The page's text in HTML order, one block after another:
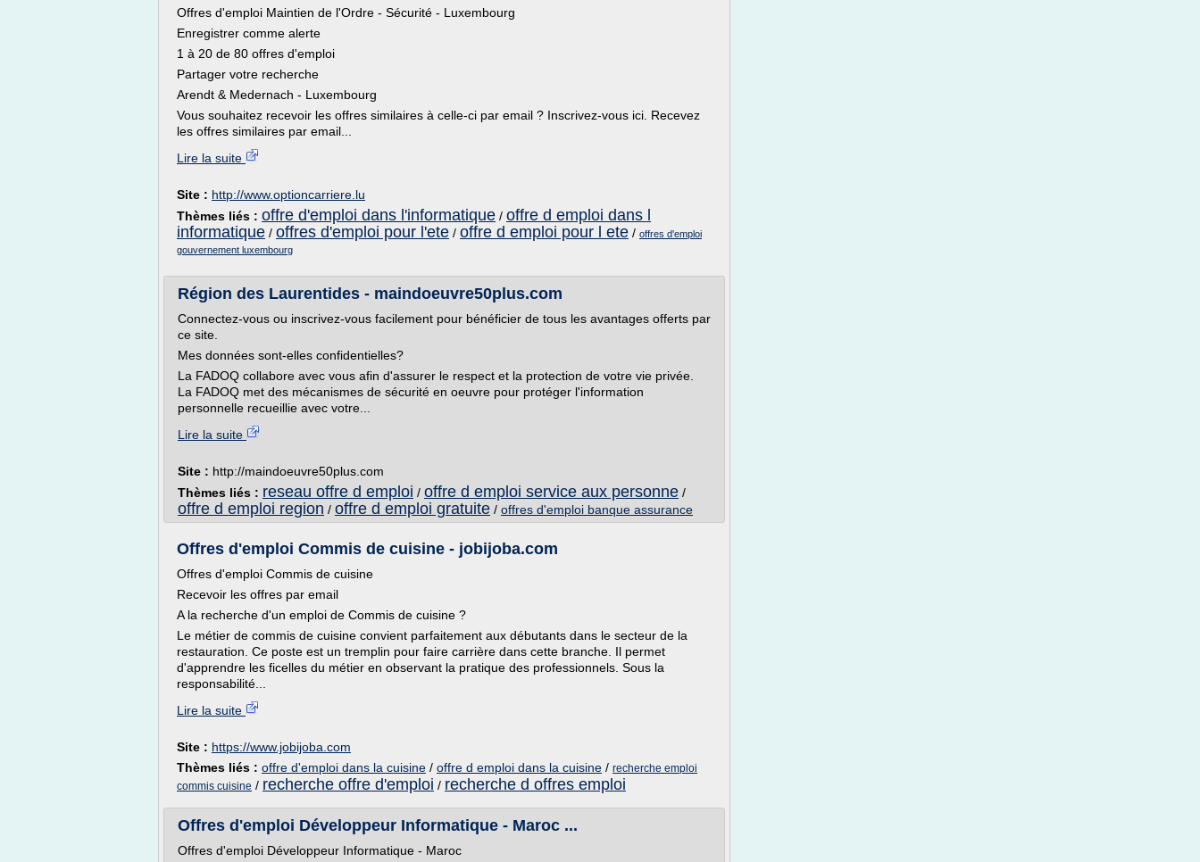
Offres d'emploi Maintien de l'Ordre - Sécurité - Luxembourg
Enregistrer comme alerte
1 à 20 de 80 offres d'emploi
Partager votre recherche
Arendt & Medernach - Luxembourg
Vous souhaitez recevoir les offres similaires à celle-ci par email ? Inscrivez-vous ici. Recevez
les offres similaires par email...
Lire la suite
Site : http://www.optioncarriere.lu
Thèmes liés : offre d'emploi dans l'informatique / offre d emploi dans l
informatique / offres d'emploi pour l'ete / offre d emploi pour l ete / offres d'emploi
gouvernement luxembourg
Région des Laurentides - maindoeuvre50plus.com
Connectez-vous ou inscrivez-vous facilement pour bénéficier de tous les avantages offerts par
ce site.
Mes données sont-elles confidentielles?
La FADOQ collabore avec vous afin d'assurer le respect et la protection de votre vie privée.
La FADOQ met des mécanismes de sécurité en oeuvre pour protéger l'information
personnelle recueillie avec votre...
Lire la suite
Site : http://maindoeuvre50plus.com
Thèmes liés : reseau offre d emploi / offre d emploi service aux personne /
offre d emploi region / offre d emploi gratuite / offres d'emploi banque assurance
Offres d'emploi Commis de cuisine - jobijoba.com
Offres d'emploi Commis de cuisine
Recevoir les offres par email
A la recherche d'un emploi de Commis de cuisine ?
Le métier de commis de cuisine convient parfaitement aux débutants dans le secteur de la
restauration. Ce poste est un tremplin pour faire carrière dans cette branche. Il permet
d'apprendre les ficelles du métier en observant la pratique des professionnels. Sous la
responsabilité...
Lire la suite
Site : https://www.jobijoba.com
Thèmes liés : offre d'emploi dans la cuisine / offre d emploi dans la cuisine / recherche emploi
commis cuisine / recherche offre d'emploi / recherche d offres emploi
Offres d'emploi Développeur Informatique - Maroc ...
Offres d'emploi Développeur Informatique - Maroc